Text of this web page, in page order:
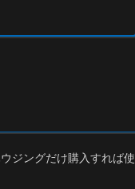
ジングだけ購入すれば使